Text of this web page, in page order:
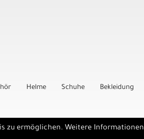
Helme Schuhe Bekleidung
zu ermöglichen. Weitere Informationen